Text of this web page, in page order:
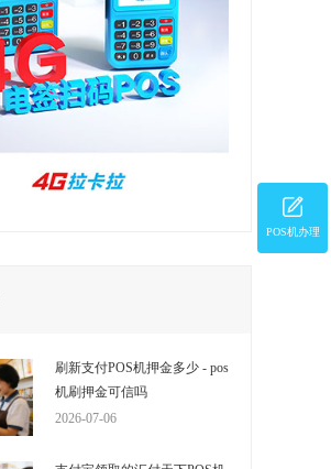
刷新支付POS机押金多少 - pos
机刷押金可信吗
2026-07-06
POS机办理